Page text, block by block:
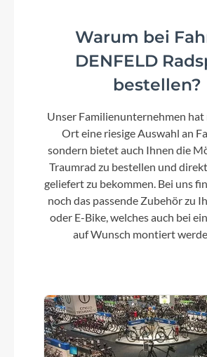
Lenker
CUBE Rise Trail Bar 35
Farbe
hazeblue´n´fume
Motor
Bosch Drive Unit Performance
100Nm (BDU38)
Gewicht
24,7 kg
Warum bei
DENFELD
bestellen?
Unser Familienunternehmen
Ort eine riesige Auswahl an
sondern bietet auch Ihnen die
Traumrad zu bestellen und
geliefert zu bekommen. Bei uns
noch das passende Zubehör zu
oder E-Bike, welches auch bei
auf Wunsch montiert